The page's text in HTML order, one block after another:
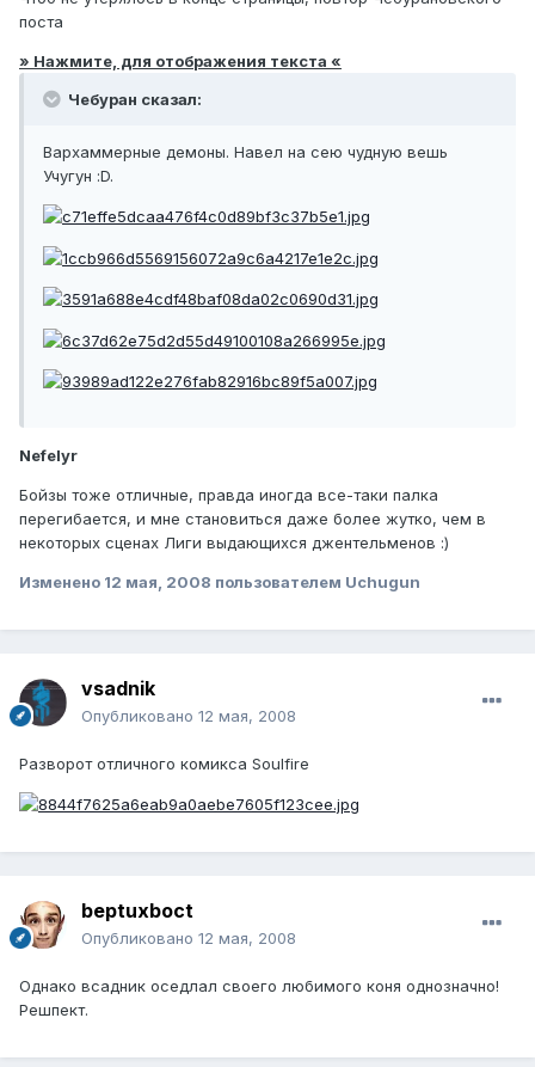
поста
» Нажмите, для отображения текста «
Чебуран сказал:
Вархаммерные демоны. Навел на сею чудную вешь
Учугун :D.
Nefelyr
Бойзы тоже отличные, правда иногда все-таки палка
перегибается, и мне становиться даже более жутко, чем в
некоторых сценах Лиги выдающихся джентельменов :)
Изменено 12 мая, 2008 пользователем Uchugun
vsadnik
Опубликовано 12 мая, 2008
Разворот отличного комикса Soulfire
beptuxboct
Опубликовано 12 мая, 2008
Однако всадник оседлал своего любимого коня однозначно!
Решпект.